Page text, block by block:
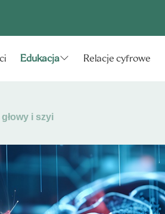
Edukacja Relacje cyfrowe
i szyi